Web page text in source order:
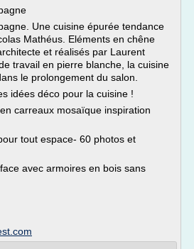
Une cuisine épurée tendance
Mathéus. Eléments en chêne
et réalisés par Laurent
travail en pierre blanche, la cuisine
le prolongement du salon.
idées déco pour la cuisine !
carreaux mosaïque inspiration
tout espace- 60 photos et
avec armoires en bois sans